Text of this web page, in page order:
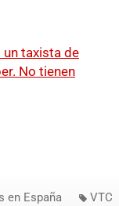
un taxista de
No tienen
en España VTC